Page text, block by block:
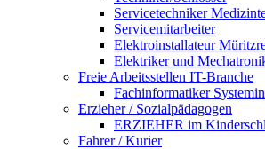
Servicetechniker
Servicemitarbeiter
Elektroinstallateur
Elektriker und
Freie Arbeitsstellen IT-Branche
Fachinformatiker
Erzieher / Sozialpädagogen
ERZIEHER im
Fahrer / Kurier